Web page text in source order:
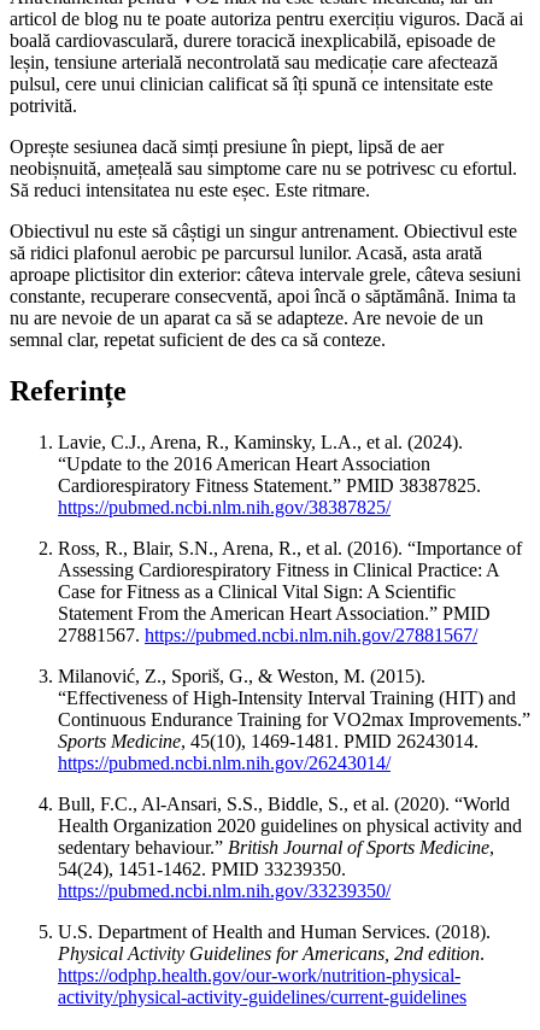
articol de blog nu te poate autoriza pentru exercițiu viguros. Dacă ai
boală cardiovasculară, durere toracică inexplicabilă, episoade de
leșin, tensiune arterială necontrolată sau medicație care afectează
pulsul, cere unui clinician calificat să îți spună ce intensitate este
potrivită.
Oprește sesiunea dacă simți presiune în piept, lipsă de aer
neobișnuită, amețeală sau simptome care nu se potrivesc cu efortul.
Să reduci intensitatea nu este eșec. Este ritmare.
Obiectivul nu este să câștigi un singur antrenament. Obiectivul este
să ridici plafonul aerobic pe parcursul lunilor. Acasă, asta arată
aproape plictisitor din exterior: câteva intervale grele, câteva sesiuni
constante, recuperare consecventă, apoi încă o săptămână. Inima ta
nu are nevoie de un aparat ca să se adapteze. Are nevoie de un
semnal clar, repetat suficient de des ca să conteze.
Referințe
Lavie, C.J., Arena, R., Kaminsky, L.A., et al. (2024).
“Update to the 2016 American Heart Association
Cardiorespiratory Fitness Statement.” PMID 38387825.
https://pubmed.ncbi.nlm.nih.gov/38387825/
Ross, R., Blair, S.N., Arena, R., et al. (2016). “Importance of
Assessing Cardiorespiratory Fitness in Clinical Practice: A
Case for Fitness as a Clinical Vital Sign: A Scientific
Statement From the American Heart Association.” PMID
27881567. https://pubmed.ncbi.nlm.nih.gov/27881567/
Milanović, Z., Sporiš, G., & Weston, M. (2015).
“Effectiveness of High-Intensity Interval Training (HIT) and
Continuous Endurance Training for VO2max Improvements.”
Sports Medicine, 45(10), 1469-1481. PMID 26243014.
https://pubmed.ncbi.nlm.nih.gov/26243014/
Bull, F.C., Al-Ansari, S.S., Biddle, S., et al. (2020). “World
Health Organization 2020 guidelines on physical activity and
sedentary behaviour.” British Journal of Sports Medicine,
54(24), 1451-1462. PMID 33239350.
https://pubmed.ncbi.nlm.nih.gov/33239350/
U.S. Department of Health and Human Services. (2018).
Physical Activity Guidelines for Americans, 2nd edition.
https://odphp.health.gov/our-work/nutrition-physical-
activity/physical-activity-guidelines/current-guidelines